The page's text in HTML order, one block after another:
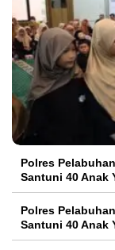
Polres
Santuni 40 Anak
Polres
Santuni 40 Anak